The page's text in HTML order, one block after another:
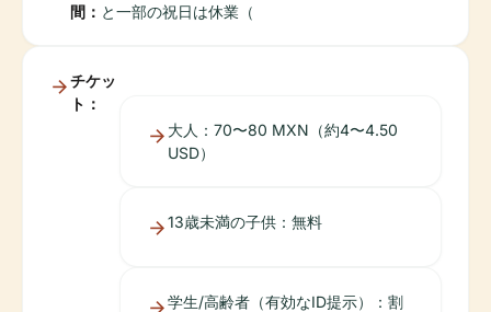
間： と一部の祝日は休業（
チケッ
ト：
大人：70〜80 MXN（約4〜4.50
USD）
13歳未満の子供：無料
学生/高齢者（有効なID提示）：割